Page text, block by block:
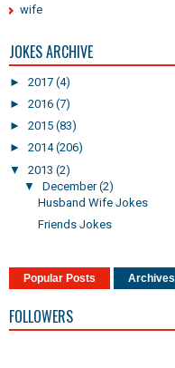
wife
JOKES ARCHIVE
► 2017 (4)
► 2016 (7)
► 2015 (83)
► 2014(206)
▼ 2013 (2)
▼ December(2)
Husband Wife Jokes
Friends Jokes
Popular Posts Archives
FOLLOWERS